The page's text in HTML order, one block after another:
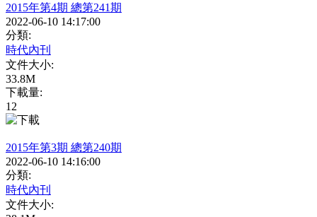
2015年第4期 總第241期
2022-06-10 14:17:00
分類:
時代內刊
文件大小:
33.8M
下載量:
12
2015年第3期 總第240期
2022-06-10 14:16:00
分類:
時代內刊
文件大小: